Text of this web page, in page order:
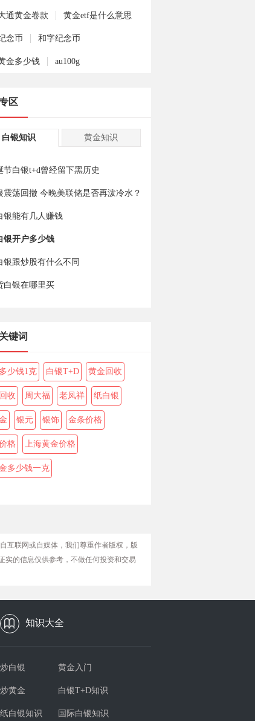
通黄金卷款 黄金etf是什么意思
念币 和字纪念币
金多少钱 au100g
区
白银知识 黄金知识
节白银t+d曾经留下黑历史
震荡回撤 今晚美联储是否再泼冷水？
银能有几人赚钱
银开户多少钱
银跟炒股有什么不同
白银在哪里买
键词
少钱1克 白银T+D 黄金回收
收 周大福 老凤祥 纸白银
银元 银饰 金条价格
格 上海黄金价格
多少钱一克
互联网或自媒体，我们尊重作者版权，版
实的信息仅供参考，不做任何投资和交易
知识大全
炒白银 黄金入门
炒黄金 白银T+D知识
纸白银知识 国际白银知识